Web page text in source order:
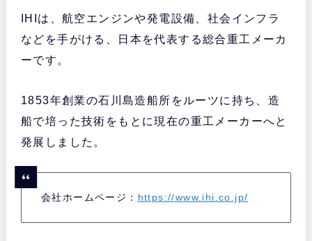
IHIは、航空エンジンや発電設備、社会インフラ
などを手がける、日本を代表する総合重工メーカ
ーです。
1853年創業の石川島造船所をルーツに持ち、造
船で培った技術をもとに現在の重工メーカーへと
発展しました。
会社ホームページ： https://www.ihi.co.jp/